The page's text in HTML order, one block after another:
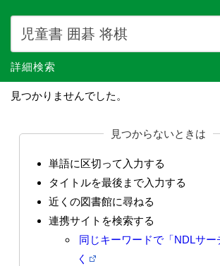
詳細検索
見つかりませんでした。
見つからないときは
単語に区切って入力する
タイトルを最後まで入力する
近くの図書館に尋ねる
連携サイトを検索する
同じキーワードで「NDLサー
く